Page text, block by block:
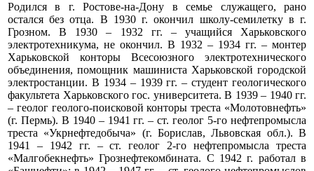
Родился в г. Ростове-на-Дону в семье служащего, рано
остался без отца. В 1930 г. окончил школу-семилетку в г.
Грозном. В 1930 – 1932 гг. – учащийся Харьковского
электротехникума, не окончил. В 1932 – 1934 гг. – монтер
Харьковской конторы Всесоюзного электротехнического
объединения, помощник машиниста Харьковской городской
электростанции. В 1934 – 1939 гг. – студент геологического
факультета Харьковского гос. университета. В 1939 – 1940 гг.
– геолог геолого-поисковой конторы треста «Молотовнефть»
(г. Пермь). В 1940 – 1941 гг. – ст. геолог 5-го нефтепромысла
треста «Укрнефтедобыча» (г. Борислав, Львовская обл.). В
1941 – 1942 гг. – ст. геолог 2-го нефтепромысла треста
«Малгобекнефть» Грознефтекомбината. С 1942 г. работал в